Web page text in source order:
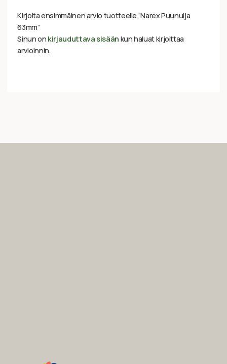
Kirjoita ensimmäinen arvio tuotteelle “Narex Puunuija
63mm”
Sinun on kirjauduttava sisään kun haluat kirjoittaa
arvioinnin.